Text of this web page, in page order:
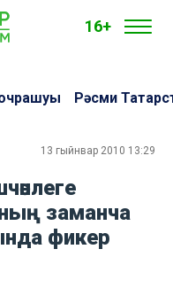
16+
Рәсми
13 гыйнвар 2010 13:29
заманча
фикер